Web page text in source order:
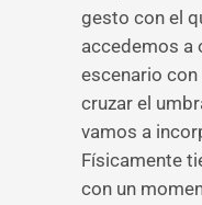
gesto con el
accedemos a
escenario con
cruzar el
vamos a
Físicamente
con un